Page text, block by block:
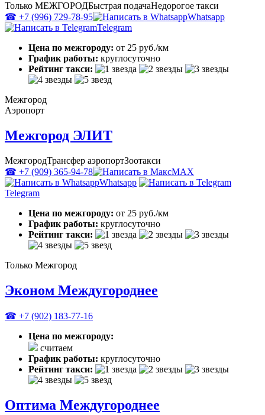
Только МЕЖГОРОДБыстрая подачаНедорогое такси
☎ +7 (996) 729-78-95
Whatsapp
Telegram
Цена по межгороду: от 25 руб./км
График работы: круглосуточно
Рейтинг такси:
Межгород
Аэропорт
Межгород ЭЛИТ
МежгородТрансфер аэропортЗоотакси
☎ +7 (909) 365-94-78
MAX
Whatsapp
Telegram
Цена по межгороду: от 25 руб./км
График работы: круглосуточно
Рейтинг такси:
Только Межгород
Эконом Междугороднее
☎ +7 (902) 183-77-16
Цена по межгороду:
считаем
График работы: круглосуточно
Рейтинг такси:
Оптима Междугороднее